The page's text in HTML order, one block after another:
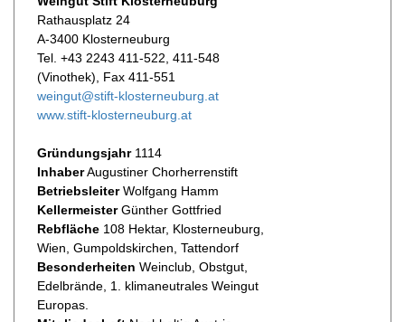
Rathausplatz 24
A-3400 Klosterneuburg
Tel. +43 2243 411-522, 411-548
(Vinothek), Fax 411-551
weingut@stift-klosterneuburg.at
www.stift-klosterneuburg.at
Gründungsjahr1114
InhaberAugustiner Chorherrenstift
BetriebsleiterWolfgang Hamm
KellermeisterGünther Gottfried
Rebfläche 108 Hektar, Klosterneuburg,
Wien, Gumpoldskirchen, Tattendorf
Besonderheiten Weinclub, Obstgut,
Edelbrände, 1. klimaneutrales Weingut
Europas.